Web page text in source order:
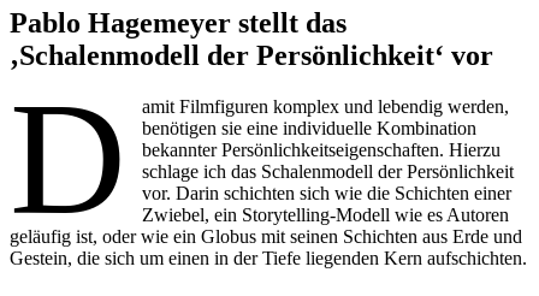
Pablo Hagemeyer stellt das
‚Schalenmodell der Persönlichkeit‘ vor
D
amit Filmfiguren komplex und lebendig werden,
benötigen sie eine individuelle Kombination
bekannter Persönlichkeitseigenschaften. Hierzu
schlage ich das Schalenmodell der Persönlichkeit
vor. Darin schichten sich wie die Schichten einer
Zwiebel, ein Storytelling-Modell wie es Autoren
geläufig ist, oder wie ein Globus mit seinen Schichten aus Erde und
Gestein, die sich um einen in der Tiefe liegenden Kern aufschichten.